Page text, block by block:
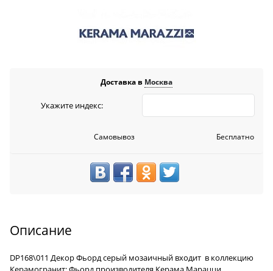
Доставка в Москва
Укажите индекс:
Самовывоз Бесплатно
Описание
DP168\011 Декор Фьорд серый мозаичный входит в коллекцию